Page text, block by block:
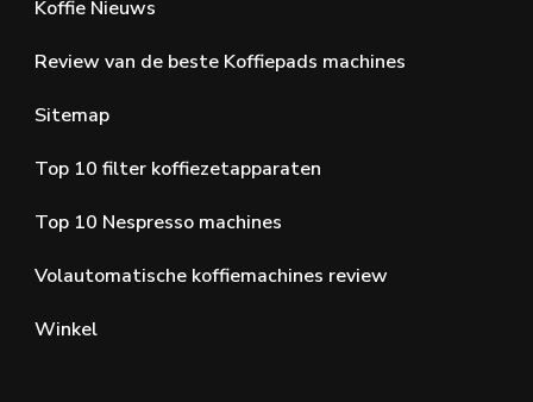
Koffie Nieuws
Review van de beste Koffiepads machines
Sitemap
Top 10 filter koffiezetapparaten
Top 10 Nespresso machines
Volautomatische koffiemachines review
Winkel